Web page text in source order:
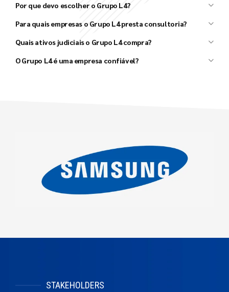
Por que devo escolher o Grupo L4?
L4 Taxx L4 Ativos
Para quais empresas o Grupo L4 presta consultoria?
Quais ativos judiciais o Grupo L4 compra?
O Grupo L4 é uma empresa confiável?
STAKEHOLDERS